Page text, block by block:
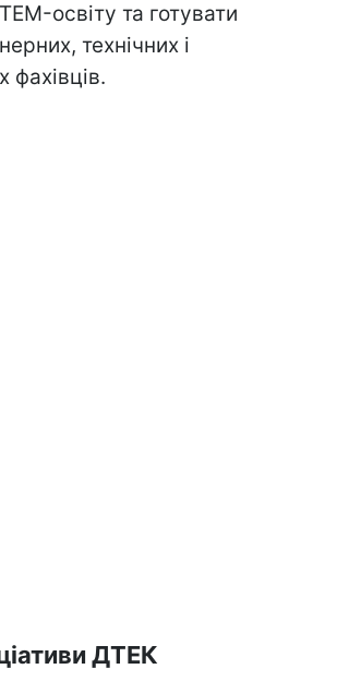
освіту та готувати
технічних і
фахівців.
ДТЕК